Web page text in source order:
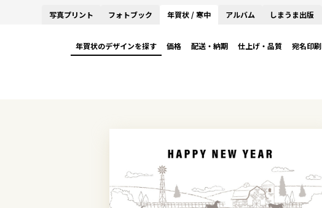
写真プリント フォトブック 年賀状 / 寒中 アルバム しまうま出版
年賀状のデザインを探す 価格 配送・納期 仕上げ・品質 宛名印刷